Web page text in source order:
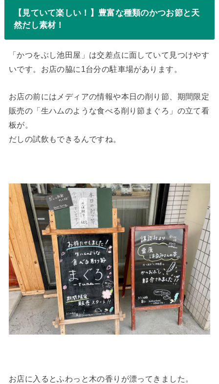
【見ていて楽しい！】豊富な種類のかつお節と天
然だし素材！
「かつをぶし池田屋」は交差点に面していて見つけやす
いです。お店の脇に1台分の駐車場があります。
お店の前にはメディアの情報や本日の削り節、期間限定
販売の「生ハムのような食べる削り節まぐろ」の立て看
板が。
だしの試飲もできるんですね。
お店に入るとふわっと木の香りが漂ってきました。